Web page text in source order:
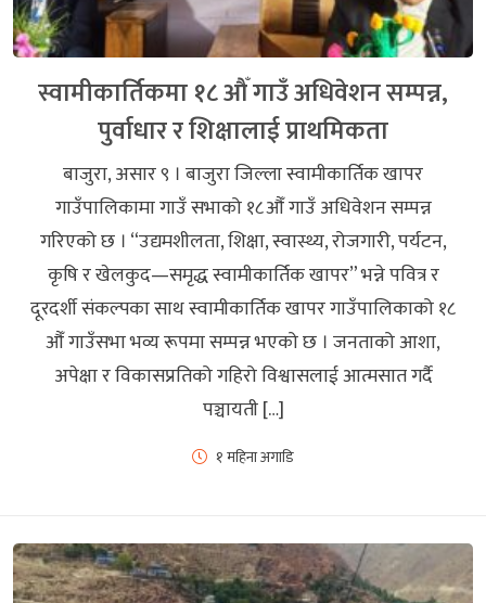
स्वामीकार्तिकमा १८ औँ गाउँ अधिवेशन सम्पन्न,
पुर्वाधार र शिक्षालाई प्राथमिकता
बाजुरा, असार ९ । बाजुरा जिल्ला स्वामीकार्तिक खापर
गाउँपालिकामा गाउँ सभाको १८औँ गाउँ अधिवेशन सम्पन्न
गरिएको छ । “उद्यमशीलता, शिक्षा, स्वास्थ्य, रोजगारी, पर्यटन,
कृषि र खेलकुद—समृद्ध स्वामीकार्तिक खापर” भन्ने पवित्र र
दूरदर्शी संकल्पका साथ स्वामीकार्तिक खापर गाउँपालिकाको १८
औँ गाउँसभा भव्य रूपमा सम्पन्न भएको छ । जनताको आशा,
अपेक्षा र विकासप्रतिको गहिरो विश्वासलाई आत्मसात गर्दै
पञ्चायती […]
१ महिना अगाडि